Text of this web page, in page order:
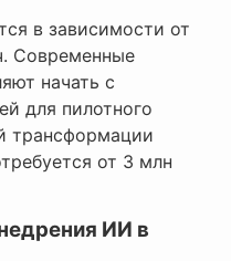
в зависимости от
Современные
начать с
для пилотного
трансформации
от 3 млн
ИИ в